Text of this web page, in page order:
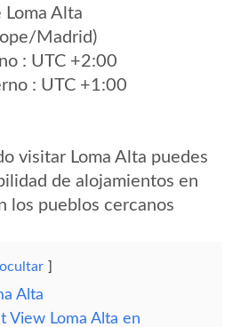
Loma Alta
Madrid)
: UTC +2:00
: UTC +1:00
visitar Loma Alta puedes
de alojamientos en
los pueblos cercanos
ocultar
Alta
View Loma Alta en